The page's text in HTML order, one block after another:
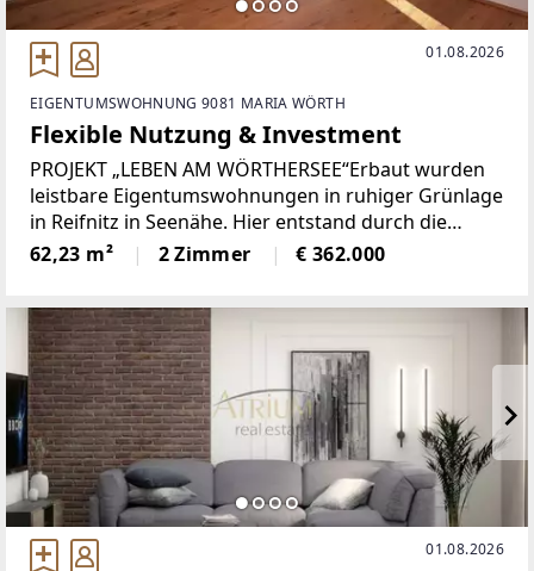
01.08.2026
EIGENTUMSWOHNUNG 9081 MARIA WÖRTH
Flexible Nutzung & Investment
PROJEKT „LEBEN AM WÖRTHERSEE“Erbaut wurden
leistbare Eigentumswohnungen in ruhiger Grünlage
in Reifnitz in Seenähe. Hier entstand durch die
Verbindung zweier Häuser ein interessantes Projekt
mit verschiedenen Möglichkeiten.Das ehemalige
62,23 m² 2 Zimmer € 362.000
01.08.2026